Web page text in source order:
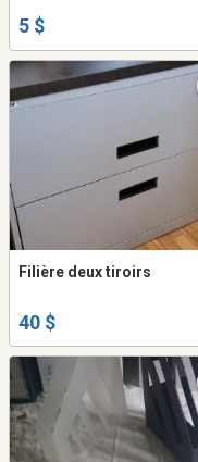
5 $
Filière deux tiroirs
40 $